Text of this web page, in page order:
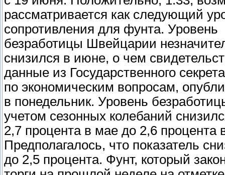
рассматривается как следующий
сопротивления для фунта. Уровень
безработицы Швейцарии
снизился в июне, о чем
данные из Государственного
по экономическим вопросам,
в понедельник. Уровень
учетом сезонных колебаний
2,7 процента в мае до 2,6 процента
Предполагалось, что показатель
до 2,5 процента. Фунт, который